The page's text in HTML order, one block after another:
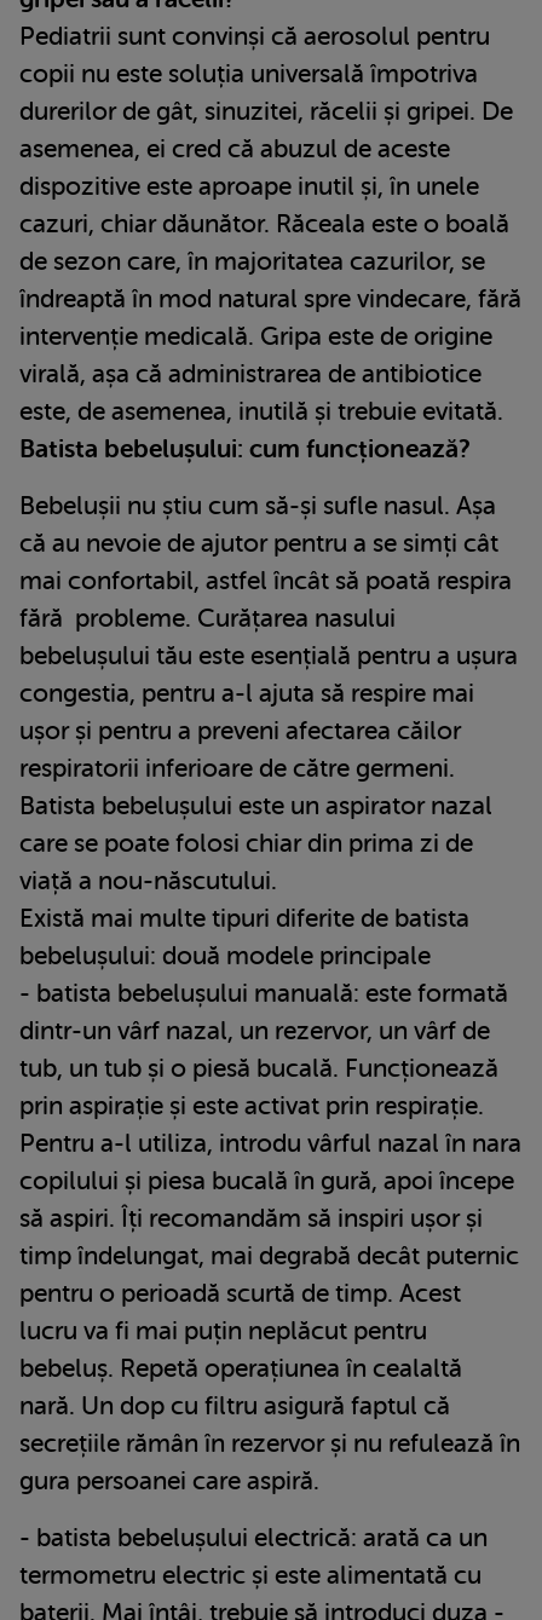
Pediatrii sunt convinși că aerosolul pentru
copii nu este soluția universală împotriva
durerilor de gât, sinuzitei, răcelii și gripei. De
asemenea, ei cred că abuzul de aceste
dispozitive este aproape inutil și, în unele
cazuri, chiar dăunător. Răceala este o boală
de sezon care, în majoritatea cazurilor, se
îndreaptă în mod natural spre vindecare, fără
intervenție medicală. Gripa este de origine
virală, așa că administrarea de antibiotice
este, de asemenea, inutilă și trebuie evitată.
Batista bebelușului: cum funcționează?
Bebelușii nu știu cum să-și sufle nasul. Așa
că au nevoie de ajutor pentru a se simți cât
mai confortabil, astfel încât să poată respira
fără probleme. Curățarea nasului
bebelușului tău este esențială pentru a ușura
congestia, pentru a-l ajuta să respire mai
ușor și pentru a preveni afectarea căilor
respiratorii inferioare de către germeni.
Batista bebelușului este un aspirator nazal
care se poate folosi chiar din prima zi de
viață a nou-născutului.
Există mai multe tipuri diferite de batista
bebelușului: două modele principale
- batista bebelușului manuală: este formată
dintr-un vârf nazal, un rezervor, un vârf de
tub, un tub și o piesă bucală. Funcționează
prin aspirație și este activat prin respirație.
Pentru a-l utiliza, introdu vârful nazal în nara
copilului și piesa bucală în gură, apoi începe
să aspiri. Îți recomandăm să inspiri ușor și
timp îndelungat, mai degrabă decât puternic
pentru o perioadă scurtă de timp. Acest
lucru va fi mai puțin neplăcut pentru
bebeluș. Repetă operațiunea în cealaltă
nară. Un dop cu filtru asigură faptul că
secrețiile rămân în rezervor și nu refulează în
gura persoanei care aspiră.
- batista bebelușului electrică: arată ca un
termometru electric și este alimentată cu
baterii. Mai întâi, trebuie să introduci duza -